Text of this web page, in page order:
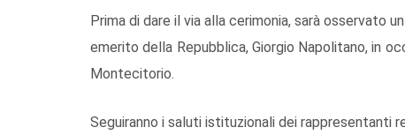
Prima di dare il via alla cerimonia, sarà osservato
emerito della Repubblica, Giorgio Napolitano, in
Montecitorio.
Seguiranno i saluti istituzionali dei rappresentanti